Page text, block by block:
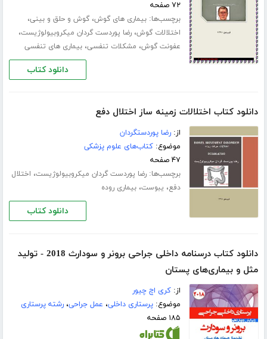
۷۲ صفحه
برچسب‌ها:بیماری های گوش،گوش و حلق و بینی،
اختلالات گوش،رضا پوردست گردان میکروبیولوژیست،
عفونت گوش، مشکلات تنفسی،بیماری های تنفسی
دانلود کتاب
دانلود کتاب اختلالات زمینه ساز اختلال دفع
از:رضا پوردستگردان
موضوع:کتاب‌های علوم پزشکی
۴۷ صفحه
برچسب‌ها:رضا پوردست گردان میکروبیولوژیست، اختلال
دفع، یبوست،بیماری روده
دانلود کتاب
دانلود کتاب درسنامه داخلی جراحی برونر و سودارث 2018 - تولید
مثل و بیماری‌های پستان
از:کری اچ چیور
موضوع:پرستاری داخلی، عمل جراحی،رشته پرستاری
۱۸۵ صفحه